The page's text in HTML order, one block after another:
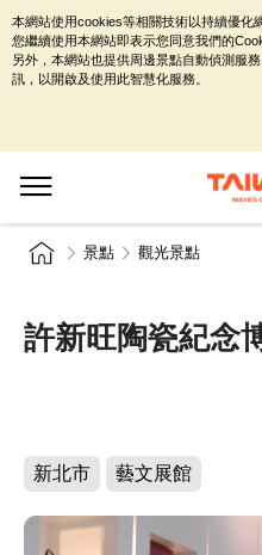
景點 觀光景點
許新旺陶瓷紀念
新北市 藝文展館
本網站使用cookies等相關技術以持續優化
您繼續使用本網站即表示您同意我們的
另外，本網站也提供周邊景點自動偵測服
訊，以開啟及使用此智慧化服務。